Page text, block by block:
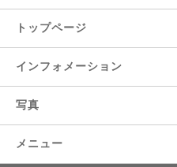
トップページ
インフォメーション
写真
メニュー